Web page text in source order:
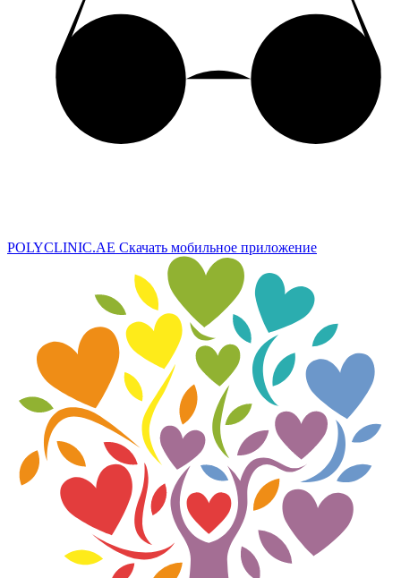
POLYCLINIC.AE Скачать мобильное приложение